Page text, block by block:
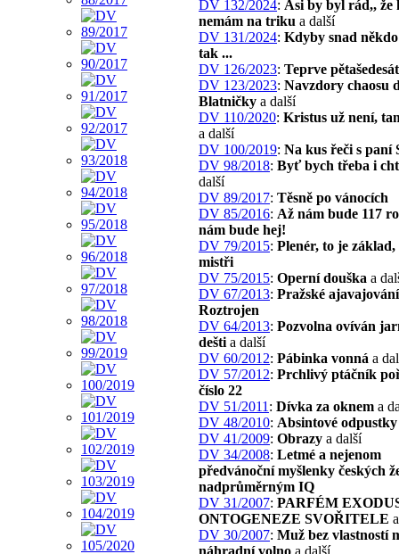
DV 132/2024: Asi by byl rád,, že
nemám na triku a další
DV 131/2024: Kdyby snad
tak ...
DV 126/2023: Teprve pětašedesát
DV 123/2023: Navzdory chaosu
Blatničky a další
DV 110/2020: Kristus už není,
a další
DV 100/2019: Na kus řeči s paní
DV 98/2018: Byť bych třeba i
další
DV 89/2017: Těsně po vánocích
DV 85/2016: Až nám bude 117
nám bude hej!
DV 79/2015: Plenér, to je
mistři
DV 75/2015: Operní douška a
DV 67/2013: Pražské
Roztrojen
DV 64/2013: Pozvolna ovíván
dešti a další
DV 60/2012: Pábinka vonná a
DV 57/2012: Prchlivý ptáčník
číslo 22
DV 51/2011 : Dívka za oknem a
DV 48/2010: Absintové odpustky
DV 41/2009: Obrazy a další
DV 34/2008: Letmé a nejenom
předvánoční myšlenky českých
nadprůměrným IQ
DV 31/2007: PARFÉM
ONTOGENEZE SVOŘITELE
DV 30/2007: Muž bez vlastností
náhradní volno a další